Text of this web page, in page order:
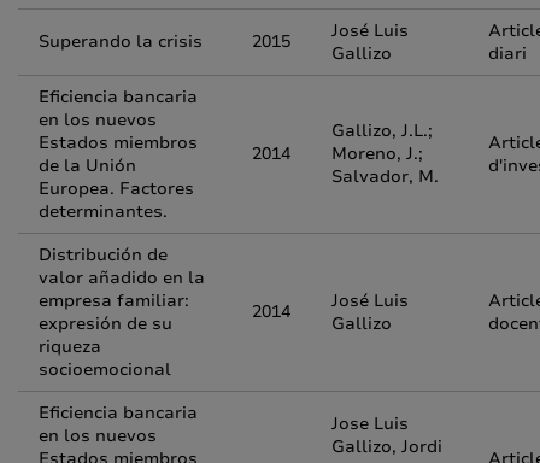
Superando la crisis 2015
José Luis
Gallizo
diari
Eficiencia bancaria
en los nuevos
Estados miembros
de la Unión
Europea. Factores
determinantes.
2014
Gallizo, J.L.;
Moreno, J.;
Salvador, M.
Distribución de
valor añadido en la
empresa familiar:
expresión de su
riqueza
socioemocional
2014
José Luis
Gallizo
Eficiencia bancaria
en los nuevos
Jose Luis
Gallizo, Jordi